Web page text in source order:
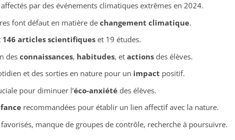
par des événements climatiques extrêmes en 2024.
font défaut en matière de changement climatique.
146 articles scientifiqueset 19 études.
des connaissances, habitudes, et actionsdes élèves.
et des sorties en nature pour un impact positif.
pour diminuer l’éco-anxiétédes élèves.
recommandées pour établir un lien affectif avec la nature.
manque de groupes de contrôle, recherche à poursuivre.